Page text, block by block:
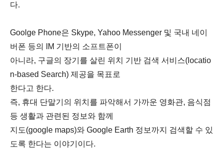
다.
Goolge Phone은 Skype, Yahoo Messenger 및 국내 네이
버폰 등의 IM 기반의 소프트폰이
아니라, 구글의 장기를 살린 위치 기반 검색 서비스(locatio
n-based Search) 제공을 목표로
한다고 한다.
즉, 휴대 단말기의 위치를 파악해서 가까운 영화관, 음식점
등 생활과 관련된 정보와 함께
지도(google maps)와 Google Earth 정보까지 검색할 수 있
도록 한다는 이야기이다.